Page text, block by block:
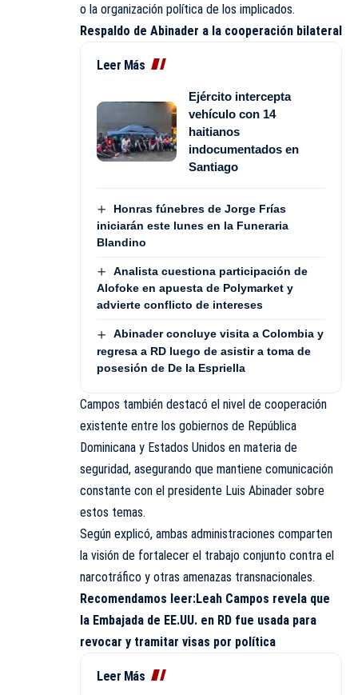
o la organización política de los implicados.
Respaldo de Abinader a la cooperación bilateral
Leer Más
Ejército intercepta
vehículo con 14
haitianos
indocumentados en
Santiago
Honras fúnebres de Jorge Frías
iniciarán este lunes en la Funeraria
Blandino
Analista cuestiona participación de
Alofoke en apuesta de Polymarket y
advierte conflicto de intereses
Abinader concluye visita a Colombia y
regresa a RD luego de asistir a toma de
posesión de De la Espriella
Campos también destacó el nivel de cooperación
existente entre los gobiernos de República
Dominicana y Estados Unidos en materia de
seguridad, asegurando que mantiene comunicación
constante con el presidente Luis Abinader sobre
estos temas.
Según explicó, ambas administraciones comparten
la visión de fortalecer el trabajo conjunto contra el
narcotráfico y otras amenazas transnacionales.
Recomendamos leer:Leah Campos revela que
la Embajada de EE.UU. en RD fue usada para
revocar y tramitar visas por política
Leer Más